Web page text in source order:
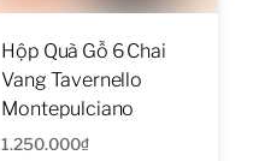
Hộp Quà Gỗ 6 Chai
Vang Tavernello
Montepulciano
1.250.000₫